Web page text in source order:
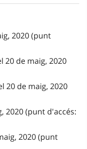
2020 (punt
20 de maig, 2020
20 de maig, 2020
2020 (punt d'accés:
2020 (punt